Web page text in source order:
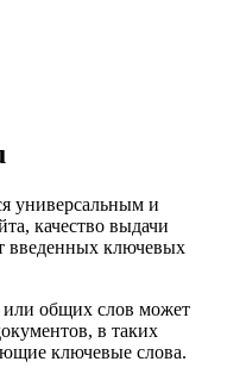
универсальным и
качество выдачи
введенных ключевых
или общих слов может
в таких
ключевые слова.